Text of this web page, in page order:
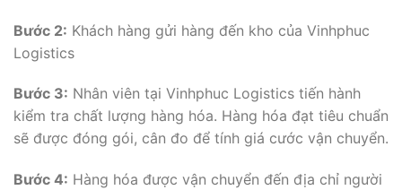
Bước 2: Khách hàng gửi hàng đến kho của Vinhphuc
Logistics
Bước 3: Nhân viên tại Vinhphuc Logistics tiến hành
kiểm tra chất lượng hàng hóa. Hàng hóa đạt tiêu chuẩn
sẽ được đóng gói, cân đo để tính giá cước vận chuyển.
Bước 4: Hàng hóa được vận chuyển đến địa chỉ người